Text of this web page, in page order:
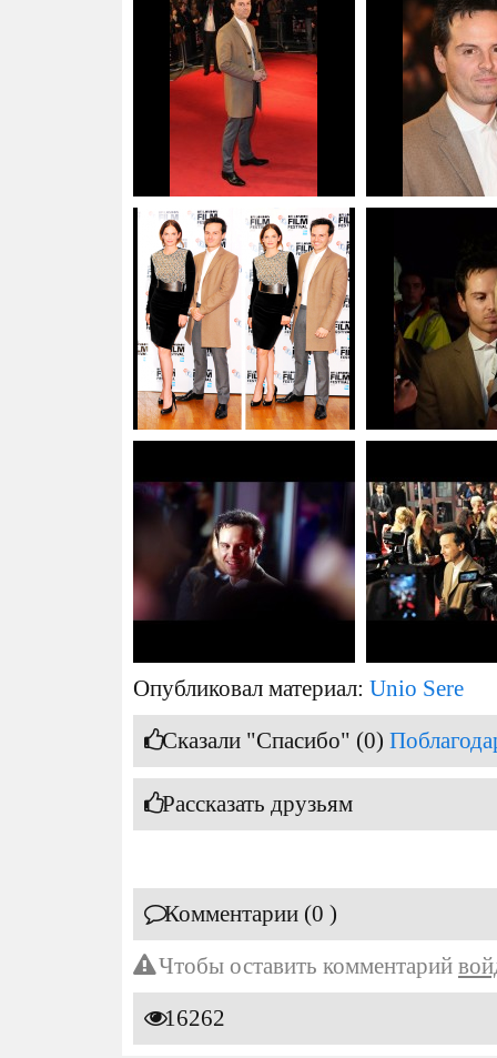
Опубликовал материал: Unio Sere
Сказали "Спасибо" (0)
Рассказать друзьям
Комментарии (0 )
Чтобы оставить комментарий
16262